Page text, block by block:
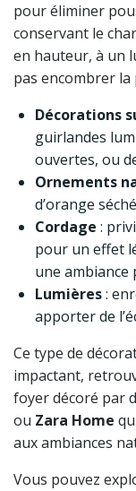
pour éliminer
conservant le
en hauteur, à un
pas encombrer la
Décorations
guirlandes
ouvertes, ou
Ornements
d’orange
Cordage :
pour un effet
une ambiance
Lumières:
apporter de
Ce type de
impactant,
foyer décoré par
ou Zara Home
aux ambiances
Vous pouvez